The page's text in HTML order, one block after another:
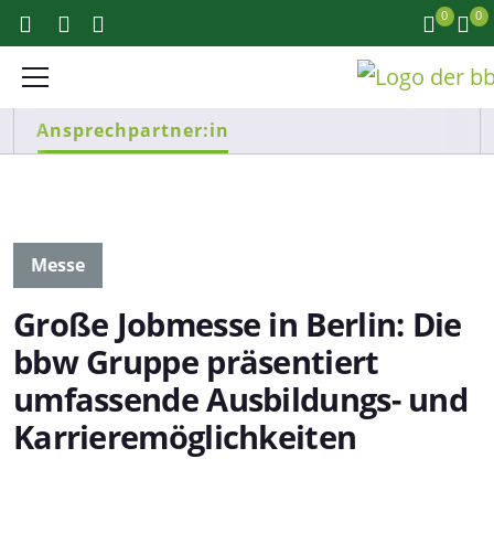
0 0
Ansprechpartner:in
Messe
Große Jobmesse in Berlin: Die
bbw Gruppe präsentiert
umfassende Ausbildungs- und
Karrieremöglichkeiten